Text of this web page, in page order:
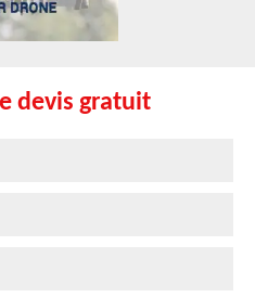
devis gratuit